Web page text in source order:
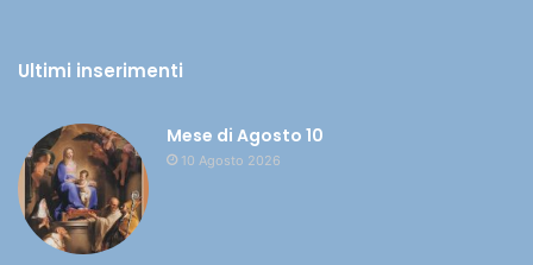
Ultimi inserimenti
Mese di Agosto 10
10 Agosto 2026